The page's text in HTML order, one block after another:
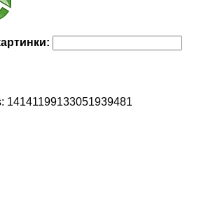
14141199133051939481